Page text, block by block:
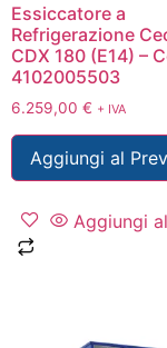
Essiccatore a
Refrigerazione
CDX 180 (E14) –
4102005503
6.259,00 € + IVA
Aggiungi al
Aggiungi